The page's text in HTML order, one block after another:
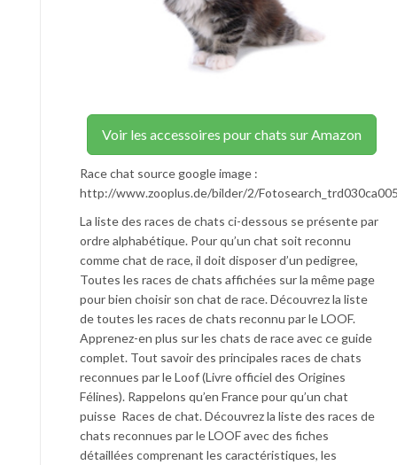
Voir les accessoires pour chats sur Amazon
Race chat source google image :
http://www.zooplus.de/bilder/2/
La liste des races de chats ci-dessous se présente par
ordre alphabétique. Pour qu’un chat soit reconnu
comme chat de race, il doit disposer d’un pedigree,
Toutes les races de chats affichées sur la même page
pour bien choisir son chat de race. Découvrez la liste
de toutes les races de chats reconnu par le LOOF.
Apprenez-en plus sur les chats de race avec ce guide
complet. Tout savoir des principales races de chats
reconnues par le Loof (Livre officiel des Origines
Félines). Rappelons qu’en France pour qu’un chat
puisse Races de chat. Découvrez la liste des races de
chats reconnues par le LOOF avec des fiches
détaillées comprenant les caractéristiques, les